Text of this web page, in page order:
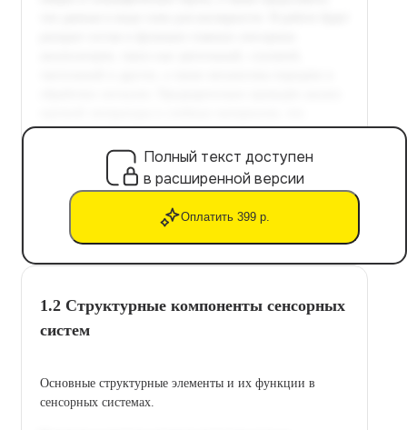
Полный текст доступен
в расширенной версии
Оплатить 399 р.
1.2 Структурные компоненты сенсорных
систем
Основные структурные элементы и их функции в
сенсорных системах.